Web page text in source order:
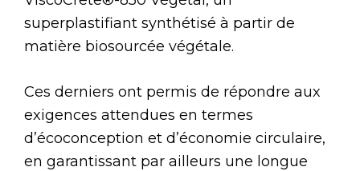
superplastifiant synthétisé à partir de
matière biosourcée végétale.
Ces derniers ont permis de répondre aux
exigences attendues en termes
d’écoconception et d’économie circulaire,
en garantissant par ailleurs une longue